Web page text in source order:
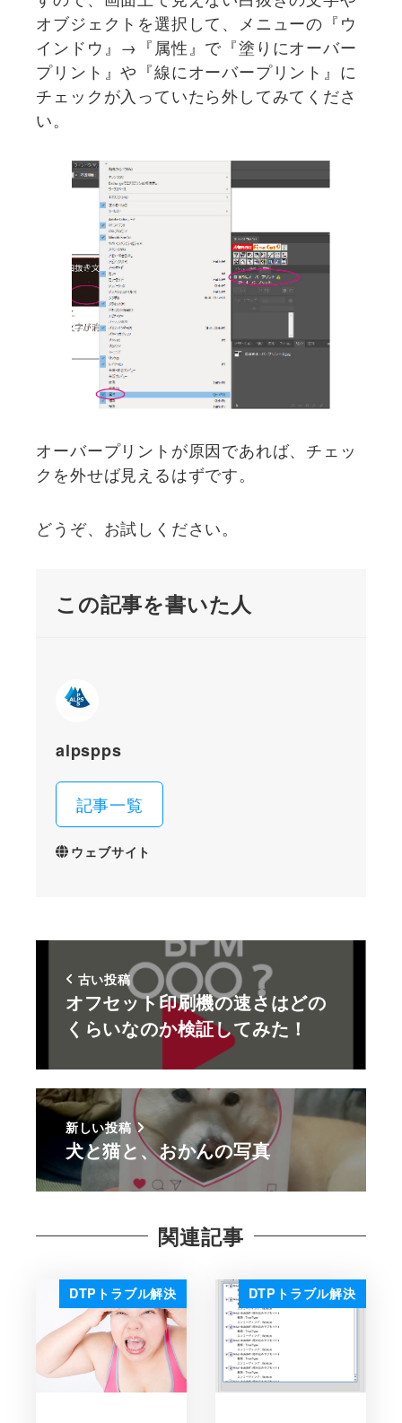
オブジェクトを選択して、メニューの『ウ
インドウ』→『属性』で『塗りにオーバー
プリント』や『線にオーバープリント』に
チェックが入っていたら外してみてくださ
い。
オーバープリントが原因であれば、チェッ
クを外せば見えるはずです。
どうぞ、お試しください。
この記事を書いた人
alpspps
記事一覧
ウェブサイト
古い投稿
オフセット印刷機の速さはどの
くらいなのか検証してみた！
新しい投稿
犬と猫と、おかんの写真
関連記事
DTPトラブル解決 DTPトラブル解決